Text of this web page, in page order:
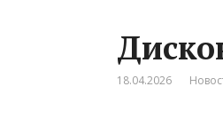
18.04.2026